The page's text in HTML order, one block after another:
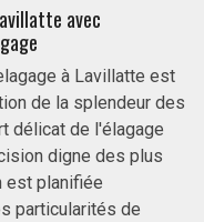
avec
à Lavillatte est
de la splendeur des
délicat de l'élagage
digne des plus
est planifiée
particularités de